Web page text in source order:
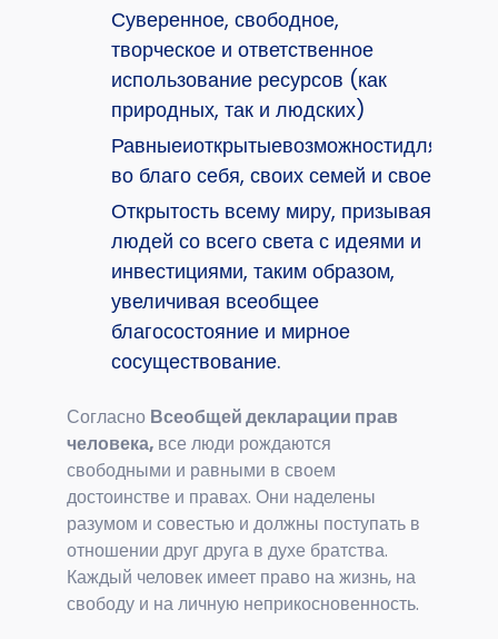
Суверенное, свободное,
творческое и ответственное
использование ресурсов (как
природных, так и людских)
во благо себя, своих семей и своего
Открытость всему миру, призывая
людей со всего света с идеями и
инвестициями, таким образом,
увеличивая всеобщее
благосостояние и мирное
сосуществование.
Согласно Всеобщей декларации прав
человека, все люди рождаются
свободными и равными в своем
достоинстве и правах. Они наделены
разумом и совестью и должны поступать в
отношении друг друга в духе братства.
Каждый человек имеет право на жизнь, на
свободу и на личную неприкосновенность.